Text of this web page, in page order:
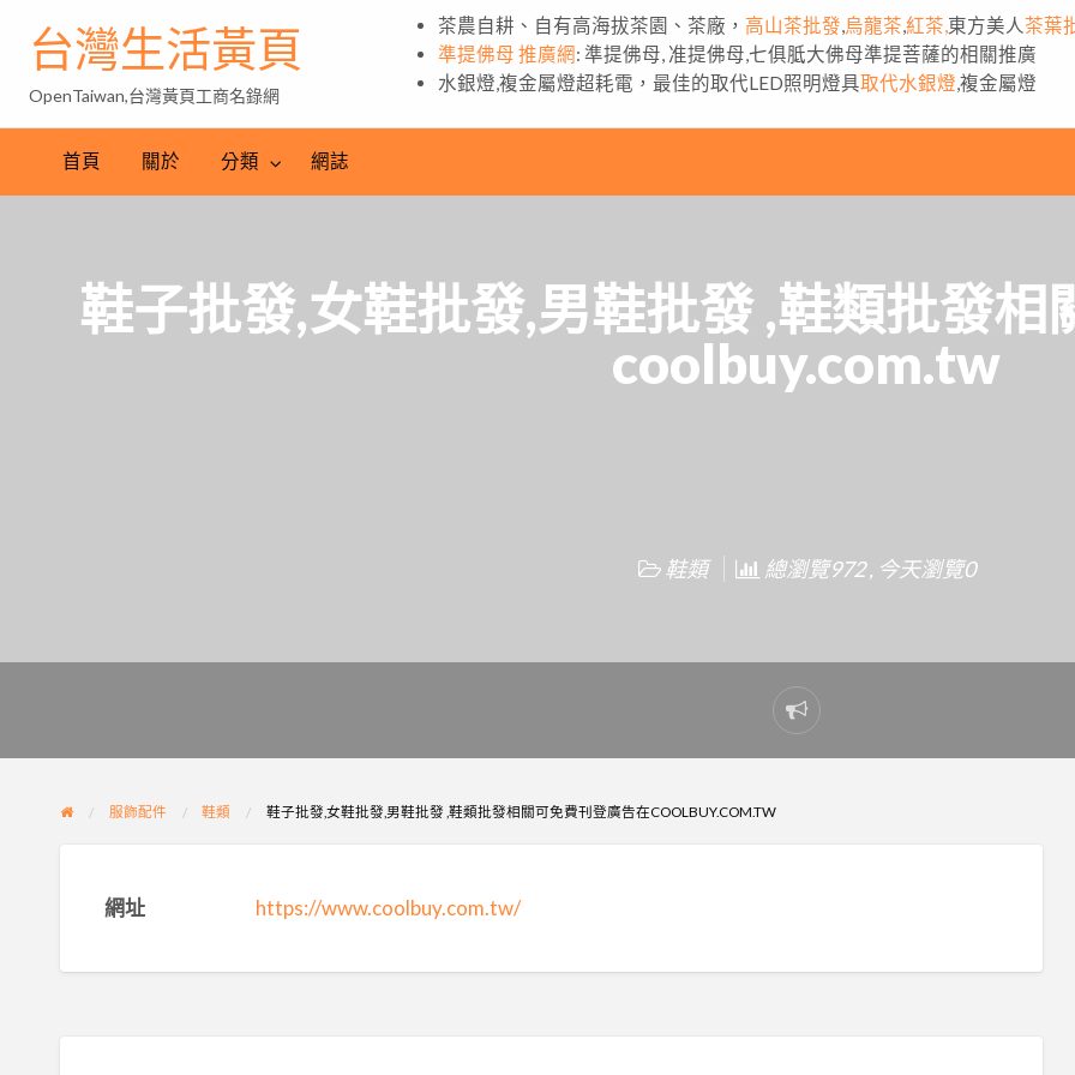
台灣生活黃頁
OpenTaiwan,台灣黃頁工商名錄網
茶農自耕、自有高海拔茶園、茶廠， 高山茶批發 烏龍茶 紅茶, 東方美人 茶葉
準提佛母 推廣網: 準提佛母, 准提佛母,七俱胝大佛母準提菩薩的相關推廣
水銀燈,複金屬燈超耗電，最佳的取代LED照明燈具取代水銀燈 ,複金屬燈
首頁 關於 分類 網誌
鞋子批發,女鞋批發,男鞋批發 ,鞋類批發
coolbuy.com.tw
鞋類 總瀏覽972 , 今天瀏覽0
Report
problem
服飾配件 鞋類 鞋子批發,女鞋批發,男鞋批發 ,鞋類批發相關可免費刊登廣告在COOLBUY.COM.TW
網址 https://www.coolbuy.com.tw/